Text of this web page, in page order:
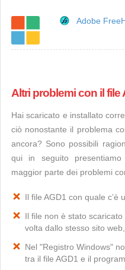
Adobe
Altri problemi con il file
Hai scaricato e installato
ciò nonostante il problema
ancora? Sono possibili
qui in seguito
maggior parte dei problemi
Il file AGD1 con quale c’è
Il file non è stato
volta dallo stesso sito
Nel "Registro Windows"
tra il file AGD1 e il